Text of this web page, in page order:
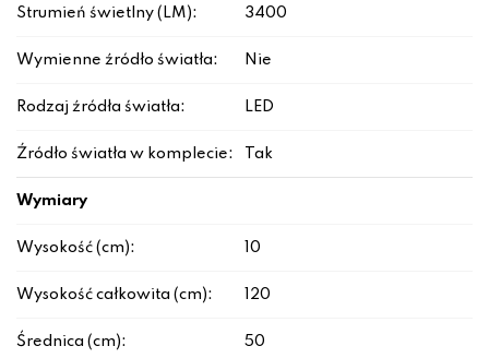
Strumień świetlny (LM): 3400
Wymienne źródło światła: Nie
Rodzaj źródła światła: LED
Źródło światła w komplecie: Tak
Wymiary
Wysokość (cm): 10
Wysokość całkowita (cm): 120
Średnica (cm): 50